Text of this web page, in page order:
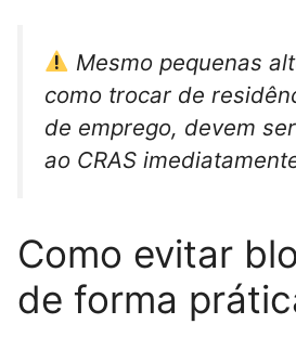
Mesmo pequenas
como trocar de
de emprego, devem
ao CRAS
Como evitar
de forma